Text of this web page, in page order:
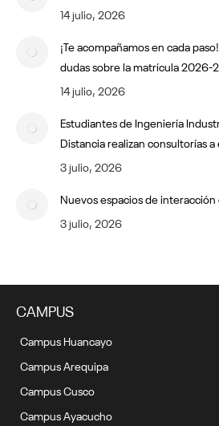
14 julio, 2026
¡Te acompañamos en cada
dudas sobre la matrícula 2026-
14 julio, 2026
Estudiantes de Ingeniería
Distancia realizan consultorías a
3 julio, 2026
Nuevos espacios de
3 julio, 2026
CAMPUS
Campus Huancayo
Campus Arequipa
Campus Cusco
Campus Ayacucho